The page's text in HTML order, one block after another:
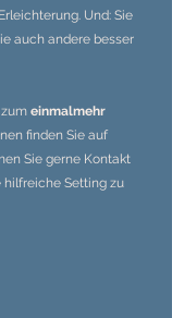
Und: Sie
auch andere besser
einmalmehr
finden Sie auf
Sie gerne Kontakt
hilfreiche Setting zu